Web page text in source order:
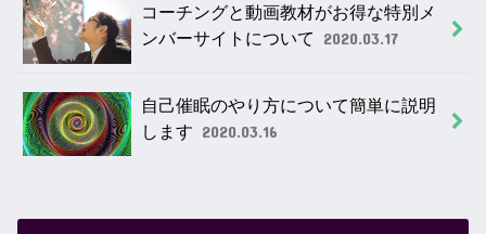
コーチングと動画教材がお得な特別メ
ンバーサイトについて
2020.03.17
自己催眠のやり方について簡単に説明
します 2020.03.16